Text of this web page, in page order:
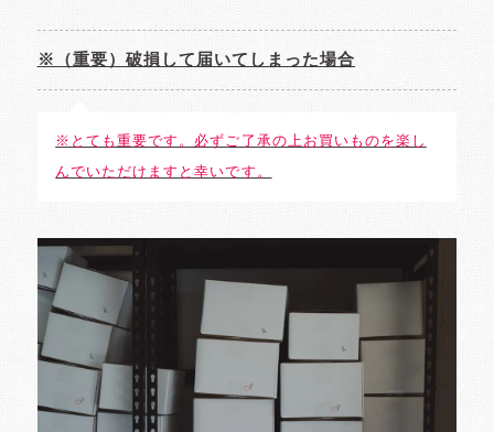
※（重要）破損して届いてしまった場合
※とても重要です。必ずご了承の上お買いものを楽し
んでいただけますと幸いです。